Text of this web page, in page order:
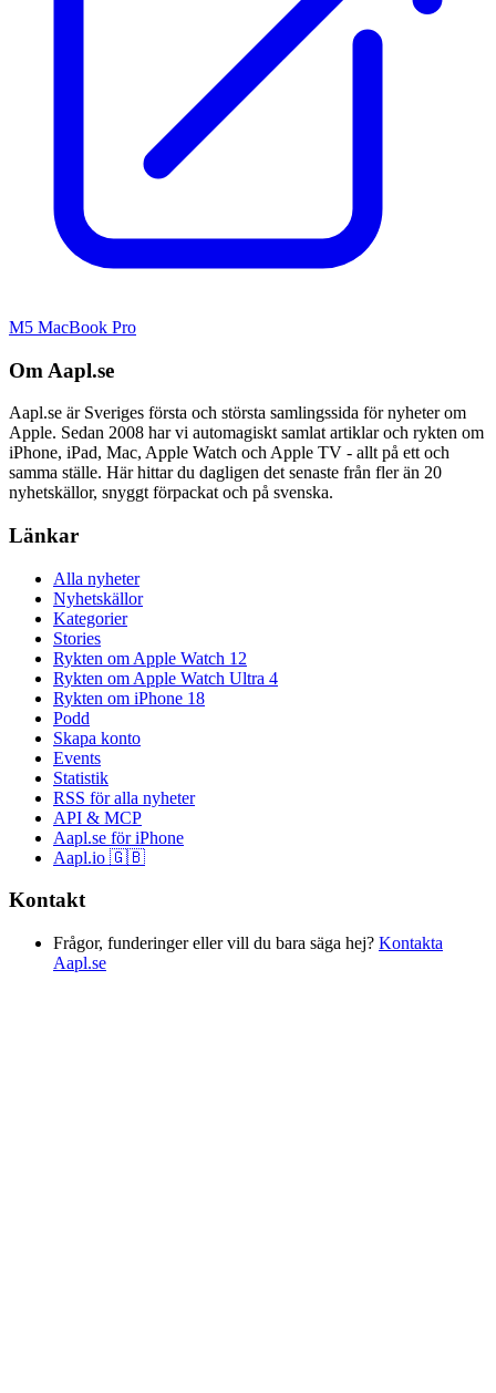
M5 MacBook Pro
Om Aapl.se
Aapl.se är Sveriges första och största samlingssida för nyheter om
Apple. Sedan 2008 har vi automagiskt samlat artiklar och rykten om
iPhone, iPad, Mac, Apple Watch och Apple TV - allt på ett och
samma ställe. Här hittar du dagligen det senaste från fler än 20
nyhetskällor, snyggt förpackat och på svenska.
Länkar
Alla nyheter
Nyhetskällor
Kategorier
Stories
Rykten om Apple Watch 12
Rykten om Apple Watch Ultra 4
Rykten om iPhone 18
Podd
Skapa konto
Events
Statistik
RSS för alla nyheter
API & MCP
Aapl.se för iPhone
Aapl.io 🇬🇧
Kontakt
Frågor, funderinger eller vill du bara säga hej? Kontakta
Aapl.se